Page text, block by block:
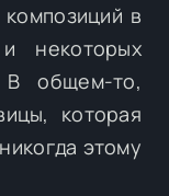
в
некоторых
В общем-то,
которая
этому